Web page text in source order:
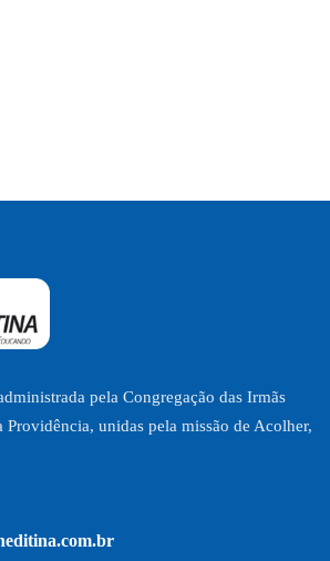
pela Congregação das Irmãs
unidas pela missão de Acolher,